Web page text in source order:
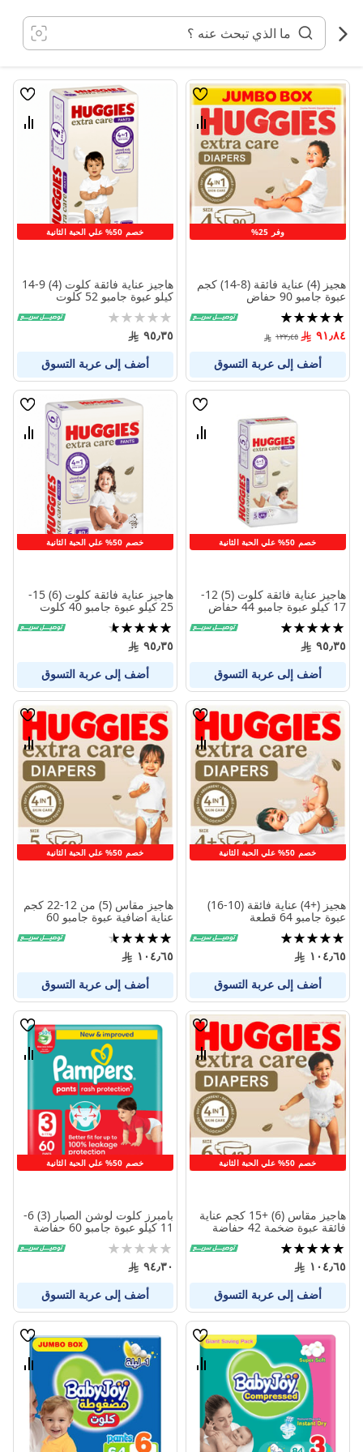
المحتوى
وفر 25%
قائمة
قارن
بين
المنتجات
هجيز (4) عناية فائقة (8-14) كجم
عبوة جامبو 90 حفاض
تقييم:
98%
٩١٫٨٤ ١٢٢٫٤٥
أضف إلى عربة التسوق
خصم 50% علي الحبة الثانية
قائمة
قارن
هاجيز عناية فائقة كلوت (4) 9-14
كيلو عبوة جامبو 52 كلوت
Rating:
0%
٩٥٫٣٥
أضف إلى عربة التسوق
خصم 50% علي الحبة الثانية
قائمة
قارن
هاجيز عناية فائقة كلوت (5) 12-
17 كيلو عبوة جامبو 44 حفاض
تقييم:
100%
٩٥٫٣٥
أضف إلى عربة التسوق
خصم 50% علي الحبة الثانية
قائمة
قارن
هاجيز عناية فائقة كلوت (6) 15-
25 كيلو عبوة جامبو 40 كلوت
تقييم:
92%
٩٥٫٣٥
أضف إلى عربة التسوق
خصم 50% علي الحبة الثانية
قائمة
الامنيات
قارن
بين
المنتجات
هجيز (+4) عناية فائقة (10-16)
عبوة جامبو 64 قطعة
تقييم:
100%
١٠٤٫٦٥
أضف إلى عربة التسوق
خصم 50% علي الحبة الثانية
قائمة
قارن
بين
هاجيز مقاس (5) من 12-22 كجم
عناية اضافية عبوة جامبو 60
حفاضة
تقييم:
90%
١٠٤٫٦٥
أضف إلى عربة التسوق
خصم 50% علي الحبة الثانية
قائمة
الامنيات
قارن
بين
المنتجات
هاجيز مقاس (6) +15 كجم عناية
فائقة عبوة ضخمة 42 حفاضة
تقييم:
100%
١٠٤٫٦٥
أضف إلى عربة التسوق
خصم 50% علي الحبة الثانية
قائمة
قارن
بامبرز كلوت لوشن الصبار (3) 6-
11 كيلو عبوة جامبو 60 حفاضة
Rating:
0%
٩٤٫٣٠
أضف إلى عربة التسوق
قائمة
قارن
قائمة
قارن